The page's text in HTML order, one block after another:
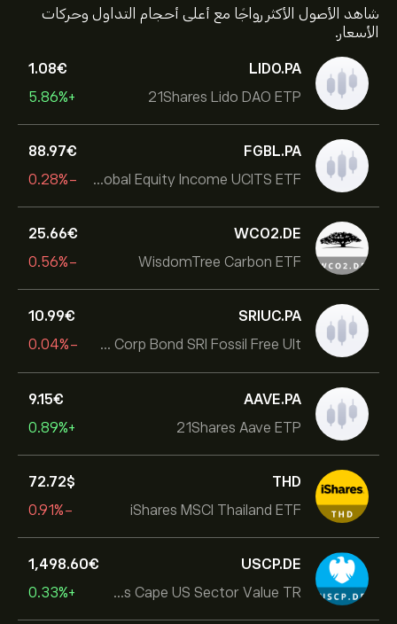
شاهد الأصول الأكثر رواجًا مع أعلى أحجام التداول وحركات
الأسعار.
LIDO.PA
21Shares Lido DAO ETP
1.08‎€‎
+5.86%
FGBL.PA
First Trust Global Equity Income UCITS ETF
88.97‎€‎
-0.28%
WCO2.DE
WisdomTree Carbon ETF
25.66‎€‎
-0.56%
SRIUC.PA
BNP Paribas Easy EUR Corp Bond SRI Fossil Free Ult
10.99‎€‎
-0.04%
AAVE.PA
21Shares Aave ETP
9.15‎€‎
+0.89%
THD
iShares MSCI Thailand ETF
72.72‎$‎
-0.91%
USCP.DE
Ossiam Shiller Barclays Cape US Sector Value TR
1,498.60‎€‎
+0.33%